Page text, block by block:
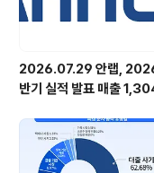
2026.07.29 안랩,
반기 실적 발표 매출